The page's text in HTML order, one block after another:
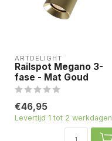
ARTDELIGHT
Railspot Megano 3-
fase - Mat Goud
€46,95
Levertijd 1 tot 2 werkdagen